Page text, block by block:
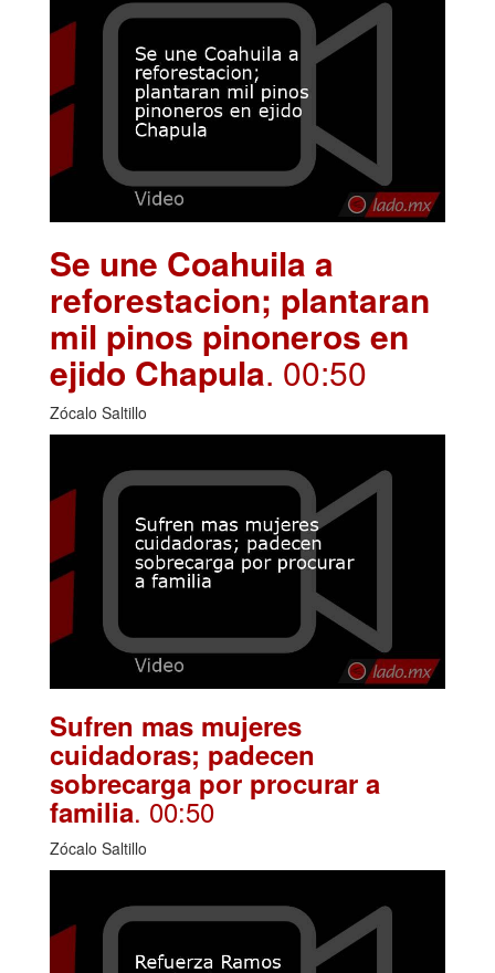
Se une Coahuila a
reforestacion; plantaran
mil pinos pinoneros en
ejido Chapula. 00:50
Zócalo Saltillo
Sufren mas mujeres
cuidadoras; padecen
sobrecarga por procurar a
familia. 00:50
Zócalo Saltillo